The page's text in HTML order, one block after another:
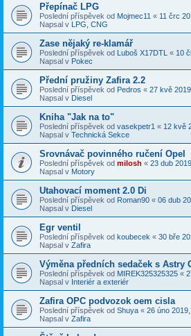
Přepínač LPG
Poslední příspěvek od Mojmec11 « 11 črc
Napsal v LPG, CNG
Zase nějaký re-klamář
Poslední příspěvek od Luboš X17DTL « 10
Napsal v Pokec
Přední pružiny Zafira 2.2
Poslední příspěvek od Pedros « 27 kvě
Napsal v Diesel
Kniha "Jak na to"
Poslední příspěvek od vasekpetr1 « 12 kvě
Napsal v Technická Sekce
Srovnávač povinného ručení Opel
Poslední příspěvek od milosh « 23 dub
Napsal v Motory
Utahovací moment 2.0 Di
Poslední příspěvek od Roman90 « 06 dub
Napsal v Diesel
Egr ventil
Poslední příspěvek od koubecek « 30 bře
Napsal v Zafira
Výměna předních sedaček s Astry
Poslední příspěvek od MIREK325325325 «
Napsal v Interiér a exteriér
Zafira OPC podvozok oem cisla
Poslední příspěvek od Shuya « 26 úno
Napsal v Zafira